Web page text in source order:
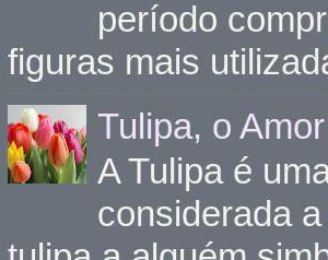
período
figuras mais
Tulipa, o
A Tulipa é
considerada